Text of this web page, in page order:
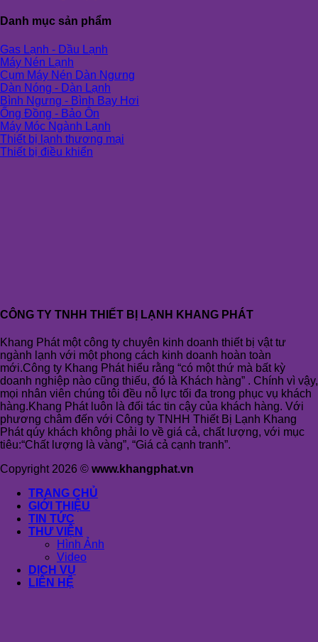
Danh mục sản phẩm
Gas Lạnh - Dầu Lạnh
Máy Nén Lạnh
Cụm Máy Nén Dàn Ngưng
Dàn Nóng - Dàn Lạnh
Bình Ngưng - Bình Bay Hơi
Ống Đồng - Bảo Ôn
Máy Móc Ngành Lạnh
Thiết bị lạnh thương mại
Thiết bị điều khiển
CÔNG TY TNHH THIẾT BỊ LẠNH KHANG PHÁT
Khang Phát một công ty chuyên kinh doanh thiết bị vật tư
ngành lạnh với một phong cách kinh doanh hoàn toàn
mới.Công ty Khang Phát hiểu rằng “có một thứ mà bất kỳ
doanh nghiệp nào cũng thiếu, đó là Khách hàng” . Chính vì vậy,
mọi nhân viên chúng tôi đều nỗ lực tối đa trong phục vụ khách
hàng.Khang Phát luôn là đối tác tin cậy của khách hàng. Với
phương châm đến với Công ty TNHH Thiết Bị Lạnh Khang
Phát qúy khách không phải lo về giá cả, chất lượng, với mục
tiêu:“Chất lượng là vàng”, “Giá cả cạnh tranh”.
Copyright 2026 © www.khangphat.vn
TRANG CHỦ
GIỚI THIỆU
TIN TỨC
THƯ VIỆN
Hình Ảnh
Video
DỊCH VỤ
LIÊN HỆ